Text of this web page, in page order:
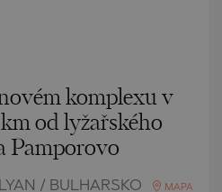
komplexu v
od lyžařského
Pamporovo
/ BULHARSKO MAPA